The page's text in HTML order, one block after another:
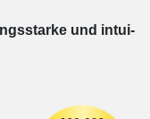
und in­tui­